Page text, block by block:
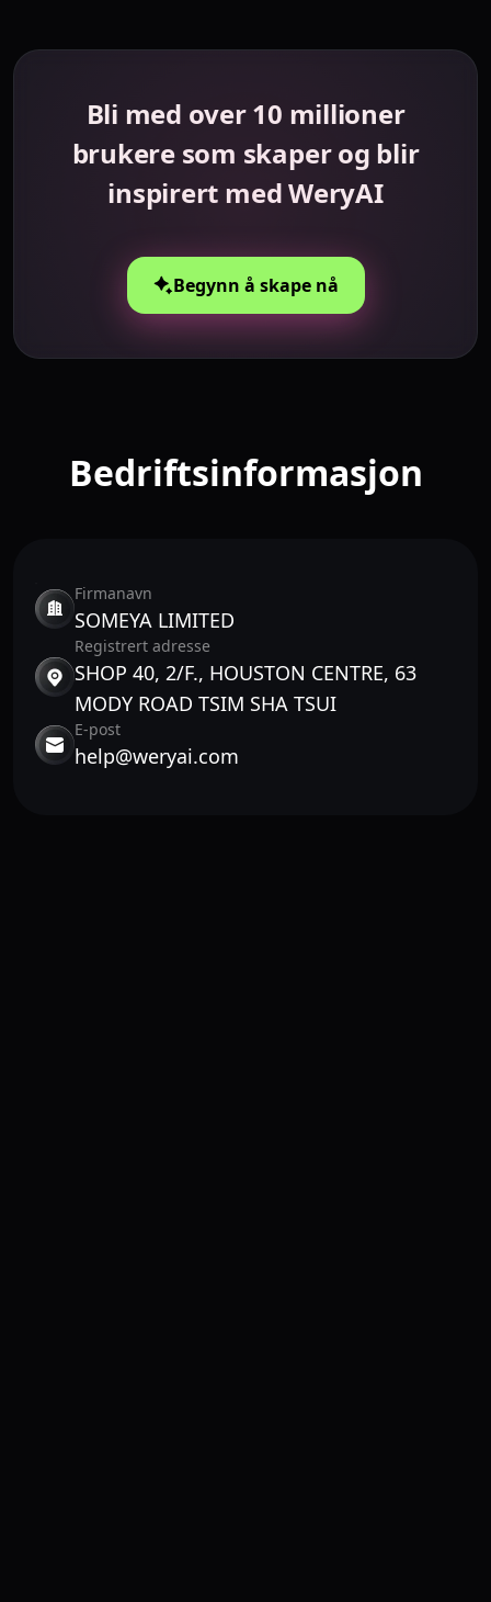
Bli med over 10 millioner
brukere som skaper og blir
inspirert med WeryAI
Begynn å skape nå
Bedriftsinformasjon
Firmanavn
SOMEYA LIMITED
Registrert adresse
SHOP 40, 2/F., HOUSTON CENTRE, 63
MODY ROAD TSIM SHA TSUI
E-post
help@weryai.com